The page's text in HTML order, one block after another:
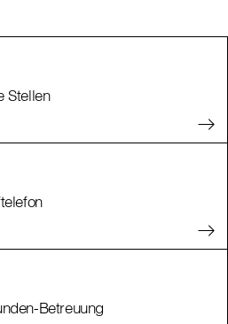
Stellen
Betreuung